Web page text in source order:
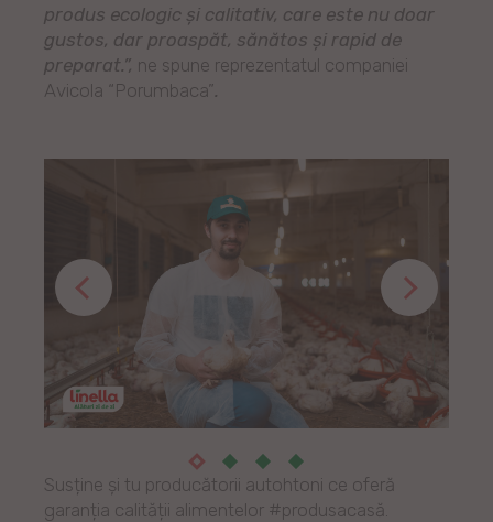
produs ecologic și calitativ, care este nu doar
gustos, dar proaspăt, sănătos şi rapid de
preparat.”, ne spune reprezentatul companiei
Avicola “Porumbaca”.
Susține și tu producătorii autohtoni ce oferă
garanția calității alimentelor #produsacasă.